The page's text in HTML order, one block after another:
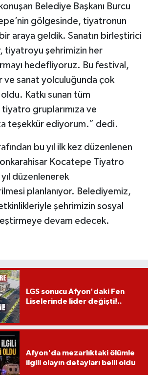
Belediye Başkanı Burcu
gölgesinde, tiyatronun
araya geldik. Sanatın birleştirici
tiyatroyu şehrimizin her
hedefliyoruz. Bu festival,
ve sanat yolculuğunda çok
Katkı sunan tüm
tiyatro gruplarımıza ve
teşekkür ediyorum.” dedi.
bu yıl ilk kez düzenlenen
Kocatepe Tiyatro
yıl düzenlenerek
planlanıyor. Belediyemiz,
şehrimizin sosyal
devam edecek.
LGS sonucu Afyon'daki Fen
Liselerinde lider değişti!..
Afyon'da mezarlıktaki ölümle
ilgili olayın detayları belli oldu